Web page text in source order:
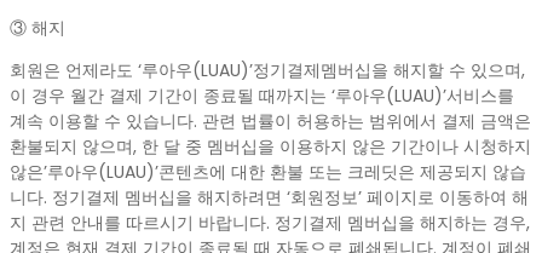
③ 해지
회원은 언제라도 ‘루아우(LUAU)’정기결제멤버십을 해지할 수 있으며,
이 경우 월간 결제 기간이 종료될 때까지는 ‘루아우(LUAU)’서비스를
계속 이용할 수 있습니다. 관련 법률이 허용하는 범위에서 결제 금액은
환불되지 않으며, 한 달 중 멤버십을 이용하지 않은 기간이나 시청하지
않은’루아우(LUAU)’콘텐츠에 대한 환불 또는 크레딧은 제공되지 않습
니다. 정기결제 멤버십을 해지하려면 ‘회원정보’ 페이지로 이동하여 해
지 관련 안내를 따르시기 바랍니다. 정기결제 멤버십을 해지하는 경우,